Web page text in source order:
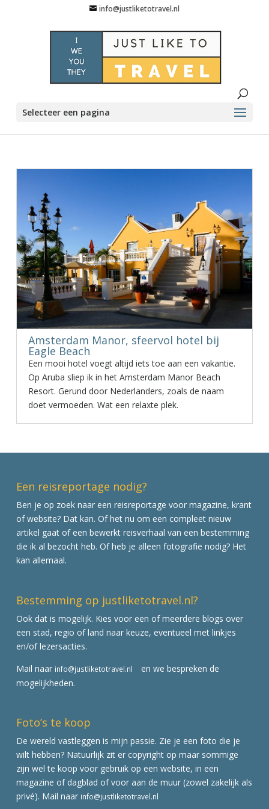
info@justliketotravel.nl
Selecteer een pagina
Amsterdam Manor, sfeervol hotel bij
Eagle Beach
Een mooi hotel voegt altijd iets toe aan een vakantie.
Op Aruba sliep ik in het Amsterdam Manor Beach
Resort. Gerund door Nederlanders, zoals de naam
doet vermoeden. Wat een relaxte plek.
Een reisreportage nodig?
Ben je op zoek naar een reisreportage voor magazine, krant
of website? Dat kan. Of het nu om een compleet nieuw
artikel gaat of een bewerkt reisverhaal van een bestemming
die ik al bezocht heb. Of heb je alleen fotografie nodig? Het
kan allemaal.
Bestemming op justliketotravel.nl?
Ook dat is mogelijk. Kies voor een of meerdere blogs over
een stad, regio of land naar keuze, eventueel met linkjes
en/of lezersacties.
Mail naar info@justliketotravel.nl
en we bespreken de
mogelijkheden.
Foto’s te koop
De wereld vastleggen is mijn passie. Zie je een foto die je
wilt hebben? Natuurlijk zit er copyright op maar sommige
zijn wel te koop voor gebruik op een website, in een
magazine of dagblad of voor aan de muur (zowel zakelijk als
privé). Mail naar info@justliketotravel.nl